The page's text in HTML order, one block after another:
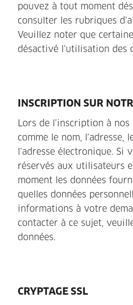
pouvez à tout moment
consulter les rubriques
Veuillez noter que
désactivé l’utilisation des
INSCRIPTION SUR
Lors de l’inscription à
comme le nom,
l’adresse électronique. Si
réservés aux utilisateurs
moment les données
quelles données
informations à votre
contacter à ce sujet,
données.
CRYPTAGE SSL